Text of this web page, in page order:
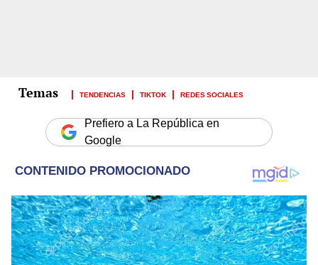
TENDENCIAS TIKTOK REDES SOCIALES
Prefiero a La República en
Google